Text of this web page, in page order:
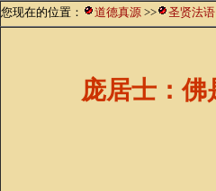
您现在的位置： 道德真源 >> 圣贤法语
庞居士：